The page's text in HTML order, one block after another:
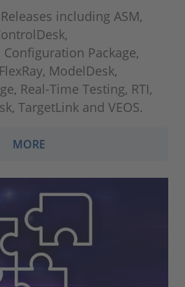
including ASM,
Package,
ModelDesk,
Real-Time Testing, RTI,
TargetLink and VEOS.
MORE